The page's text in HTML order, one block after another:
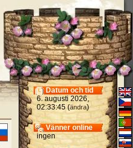
Datum och tid
6. augusti 2026,
02:33:45 (ändra)
Vänner online
ingen